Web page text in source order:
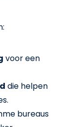
voor een
die helpen
bureaus